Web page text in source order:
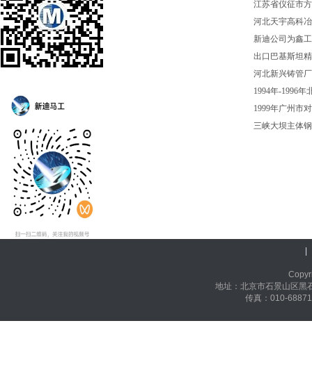
江苏省仪征市
河北天宇高科
新迪公司为鑫
出口巴基斯坦
河北新兴铸管
1994年-1996
1999年广州市
三峡大坝主体
地址：北京市石景山
传真：010-